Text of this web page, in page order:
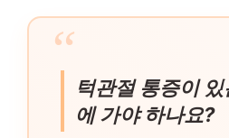
턱관절 통증이
에 가야 하나요?